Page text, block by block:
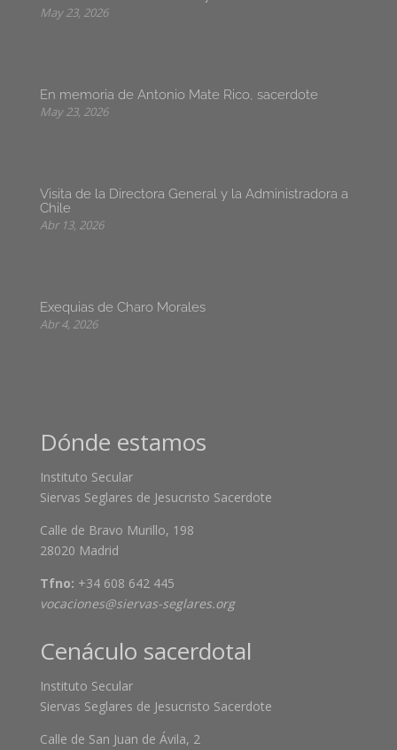
May 23, 2026
En memoria de Antonio Mate Rico, sacerdote
May 23, 2026
Visita de la Directora General y la Administradora a
Chile
Abr 13, 2026
Exequias de Charo Morales
Abr 4, 2026
Dónde estamos
Instituto Secular
Siervas Seglares de Jesucristo Sacerdote
Calle de Bravo Murillo, 198
28020 Madrid
Tfno: +34 608 642 445
vocaciones@siervas-seglares.org
Cenáculo sacerdotal
Instituto Secular
Siervas Seglares de Jesucristo Sacerdote
Calle de San Juan de Ávila, 2